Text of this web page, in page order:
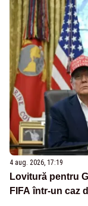
4 aug. 2026, 17:19
Lovitură pentru
FIFA într-un caz